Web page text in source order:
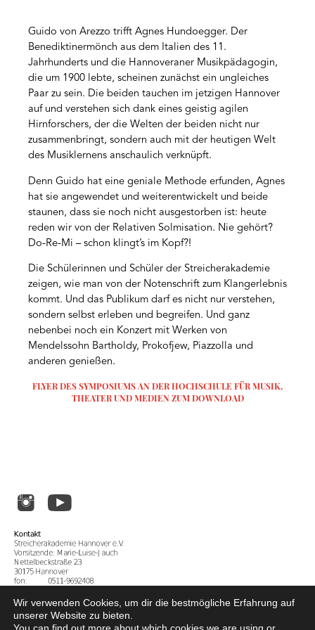
Guido von Arezzo trifft Agnes Hundoegger. Der
Benediktinermönch aus dem Italien des 11.
Jahrhunderts und die Hannoveraner Musikpädagogin,
die um 1900 lebte, scheinen zunächst ein ungleiches
Paar zu sein. Die beiden tauchen im jetzigen Hannover
auf und verstehen sich dank eines geistig agilen
Hirnforschers, der die Welten der beiden nicht nur
zusammenbringt, sondern auch mit der heutigen Welt
des Musiklernens anschaulich verknüpft.
Denn Guido hat eine geniale Methode erfunden, Agnes
hat sie angewendet und weiterentwickelt und beide
staunen, dass sie noch nicht ausgestorben ist: heute
reden wir von der Relativen Solmisation. Nie gehört?
Do-Re-Mi – schon klingt’s im Kopf?!
Die Schülerinnen und Schüler der Streicherakademie
zeigen, wie man von der Notenschrift zum Klangerlebnis
kommt. Und das Publikum darf es nicht nur verstehen,
sondern selbst erleben und begreifen. Und ganz
nebenbei noch ein Konzert mit Werken von
Mendelssohn Bartholdy, Prokofjew, Piazzolla und
anderen genießen.
FLYER DES SYMPOSIUMS AN DER HOCHSCHULE FÜR MUSIK,
THEATER UND MEDIEN ZUM DOWNLOAD
Mitgliederbereich
Wir verwenden Cookies, um dir die bestmögliche Erfahrung auf
unserer Website zu bieten.